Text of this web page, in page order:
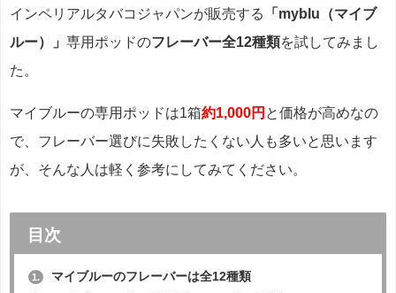
インペリアルタバコジャパンが販売する
「myblu（マイブ
ルー）」 専用ポッドのフレーバー全12種類を試してみまし
た。
マイブルーの専用ポッドは1箱約1,000円 と価格が高めなの
で、フレーバー選びに失敗したくない人も多いと思います
が、そんな人は軽く参考にしてみてください。
目次
1. マイブルーのフレーバーは全12種類